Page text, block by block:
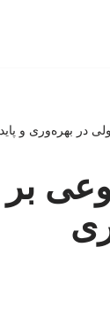
در بهره‌وری و